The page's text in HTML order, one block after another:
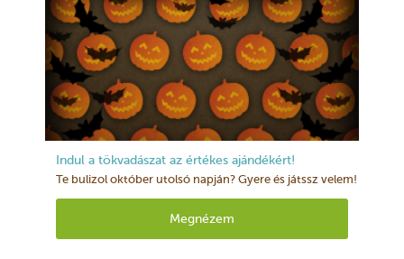
Indul a tökvadászat az értékes ajándékért!
Te bulizol október utolsó napján? Gyere és játssz velem!
Megnézem